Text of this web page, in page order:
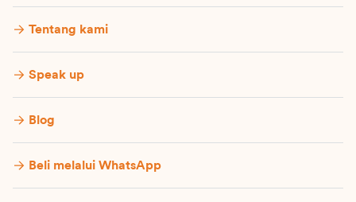
Tentang kami
Speak up
Blog
Beli melalui WhatsApp